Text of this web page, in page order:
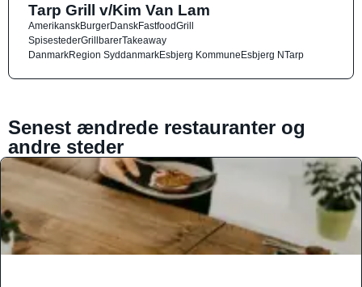
Tarp Grill v/Kim Van Lam
AmerikanskBurgerDanskFastfoodGrill
SpisestederGrillbarerTakeaway
DanmarkRegion SyddanmarkEsbjerg KommuneEsbjerg NTarp
Senest ændrede restauranter og
andre steder